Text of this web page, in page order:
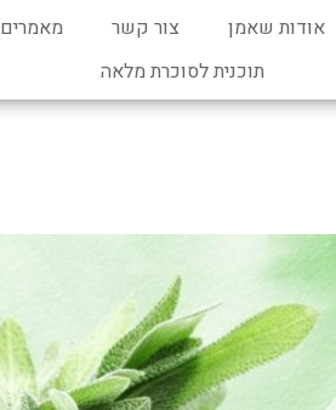
אודות שאמן צור קשר מאמרים
תוכנית לסוכרת מלאה